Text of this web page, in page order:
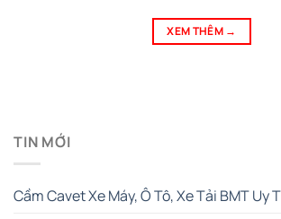
XEM THÊM →
TIN MỚI
Cầm Cavet Xe Máy, Ô Tô, Xe Tải BMT Uy